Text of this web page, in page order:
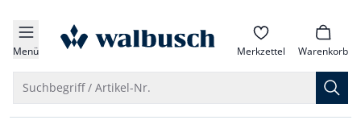
springen
springen
springen
Menü zur Startseite Merkzettel Warenkorb
Suchbegriff / Artikel-Nr.